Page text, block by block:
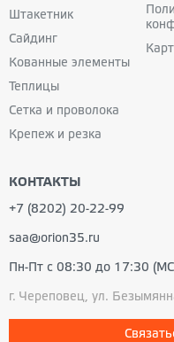
Штакетник
Сайдинг
Кованные элементы
Теплицы
Сетка и проволока
Крепеж и резка
КОНТАКТЫ
+7 (8202) 20-22-99
saa@orion35.ru
Пн-Пт с 08:30 до 17:30
г. Череповец, ул.